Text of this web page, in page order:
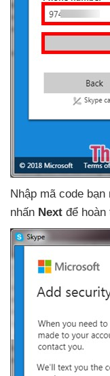
Nhập mã code bạn
nhấn Next để hoàn